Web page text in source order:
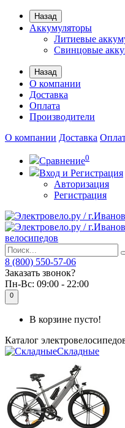
Назад
Аккумуляторы
Литиевые
Свинцовые
Назад
О компании
Доставка
Оплата
Производители
О компании Доставка
Сравнение0
Вход и Регистрация
Авторизация
Регистрация
велосипедов
8 (800) 550-57-06
Заказать звонок?
Пн-Вс: 09:00 - 22:00
0
В корзине пусто!
Каталог
Складные